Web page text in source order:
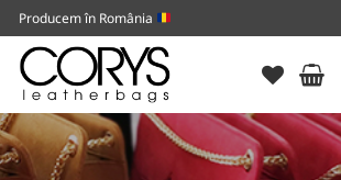
Producem în România